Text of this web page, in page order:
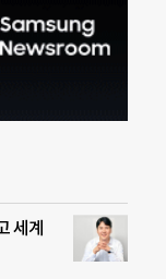
세계